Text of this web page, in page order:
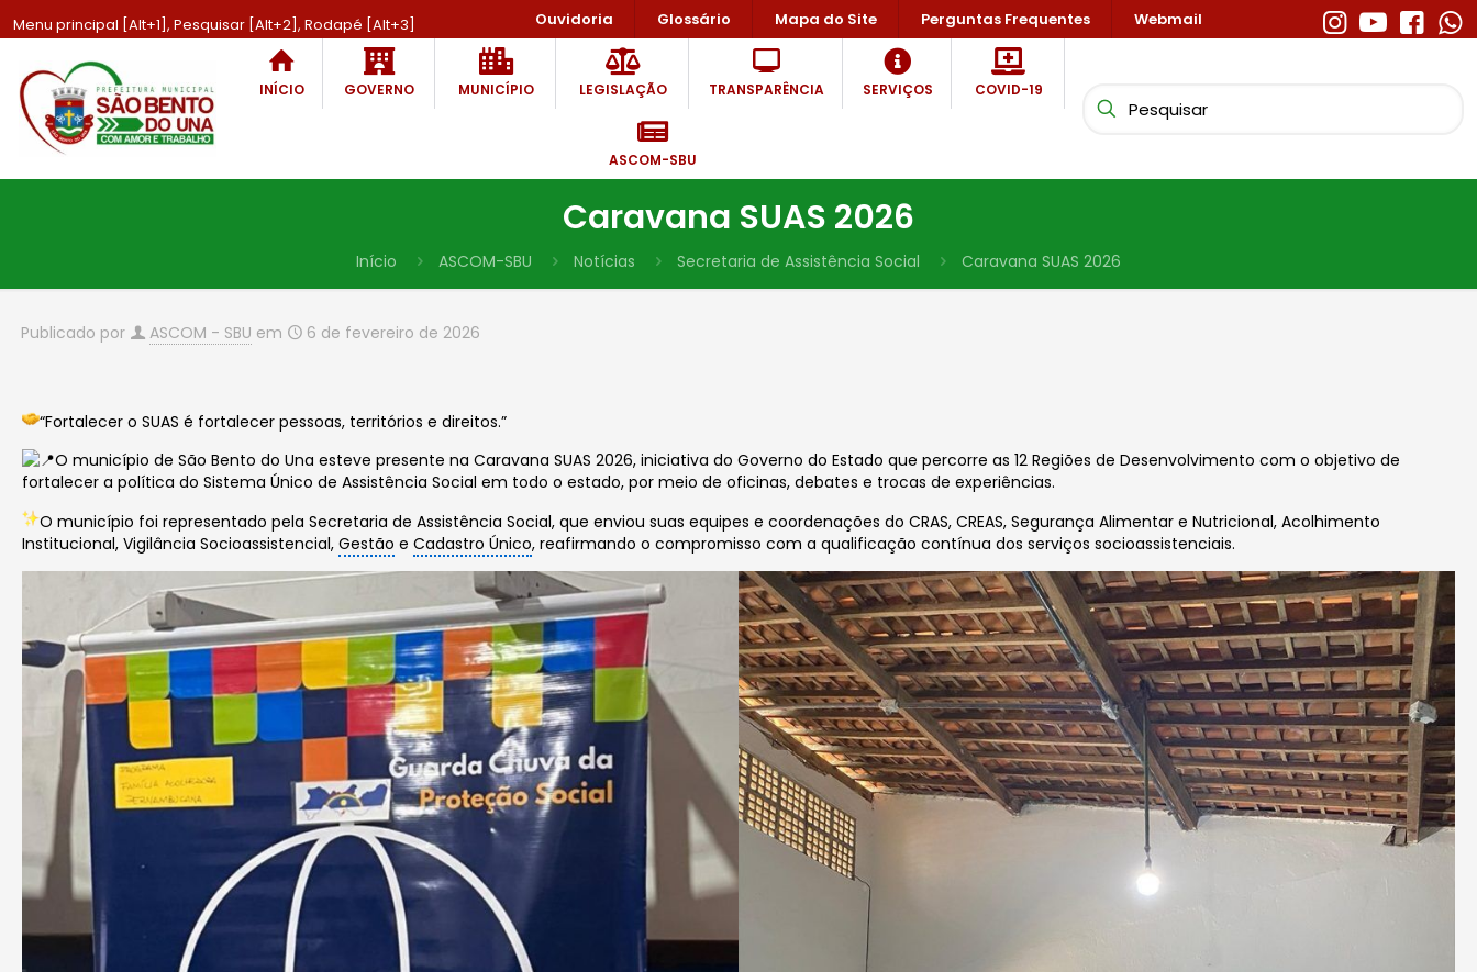
Menu principal [Alt+1], Pesquisar [Alt+2], Rodapé [Alt+3] Ouvidoria Glossário Mapa do Site Perguntas Frequentes Webmail
INÍCIO GOVERNO MUNICÍPIO LEGISLAÇÃO TRANSPARÊNCIA SERVIÇOS COVID-19
ASCOM-SBU
Caravana SUAS 2026
Início ASCOM-SBU Notícias Secretaria de Assistência Social Caravana SUAS 2026
Publicado por ASCOM - SBU em 6 de fevereiro de 2026
“Fortalecer o SUAS é fortalecer pessoas, territórios e direitos.”
O município de São Bento do Una esteve presente na Caravana SUAS 2026, iniciativa do Governo do Estado que percorre as 12 Regiões de Desenvolvimento com o objetivo de
fortalecer a política do Sistema Único de Assistência Social em todo o estado, por meio de oficinas, debates e trocas de experiências.
O município foi representado pela Secretaria de Assistência Social, que enviou suas equipes e coordenações do CRAS, CREAS, Segurança Alimentar e Nutricional, Acolhimento
Institucional, Vigilância Socioassistencial,Gestão eCadastro Único, reafirmando o compromisso com a qualificação contínua dos serviços socioassistenciais.